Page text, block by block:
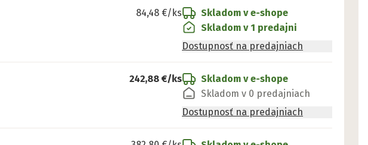
84,48 €/ks
Skladom v e-shope
Skladom v 1 predajni
Dostupnosť na predajniach
242,88 €/ks
Skladom v e-shope
Skladom v 0 predajniach
Dostupnosť na predajniach